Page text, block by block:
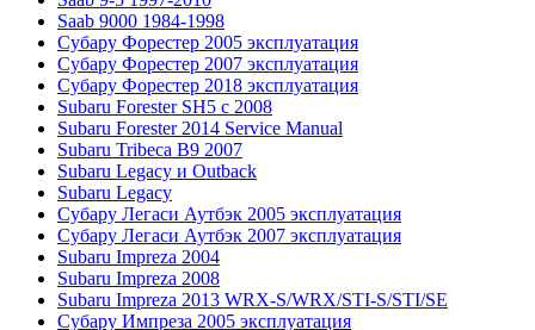
Saab 9000 1984-1998
Субару Форестер 2005 эксплуатация
Субару Форестер 2007 эксплуатация
Субару Форестер 2018 эксплуатация
Subaru Forester SH5 с 2008
Subaru Forester 2014 Service Manual
Subaru Tribeca В9 2007
Subaru Legacy и Outback
Subaru Legacy
Субару Легаси Аутбэк 2005 эксплуатация
Субару Легаси Аутбэк 2007 эксплуатация
Subaru Impreza 2004
Subaru Impreza 2008
Subaru Impreza 2013 WRX-S/WRX/STI-S/STI/SE
Субару Импреза 2005 эксплуатация